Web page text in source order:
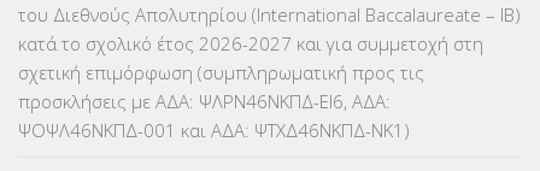
ΕΥΡΩΠΑΪΚΑ ΠΡΟΓΡΑΜΜΑΤΑ(230)
ΚΕΣΥ (60)
ΚΕΣΥΠ(109)
του Διεθνούς Απολυτηρίου (International Baccalaureate – IB)
κατά το σχολικό έτος 2026-2027 και για συμμετοχή στη
σχετική επιμόρφωση (συμπληρωματική προς τις
προσκλήσεις με ΑΔΑ: ΨΛΡΝ46ΝΚΠΔ-ΕΙ6, ΑΔΑ:
ΨΟΨΛ46ΝΚΠΔ-001 και ΑΔΑ: ΨΤΧΔ46ΝΚΠΔ-ΝΚ1)